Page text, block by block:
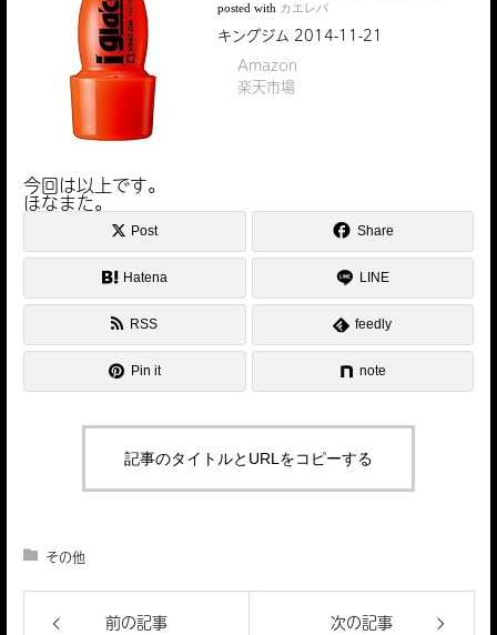
posted with カエレバ
キングジム 2014-11-21
Amazon
楽天市場
今回は以上です。
ほなまた。
Post Share
Hatena LINE
RSS feedly
Pin it note
記事のタイトルとURLをコピーする
その他
前の記事 次の記事